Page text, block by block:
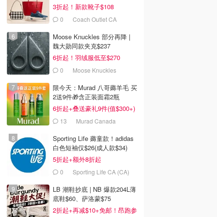
3折起！新款靴子$108
0 Coach Outlet CA
Moose Knuckles 部分再降 |
魏大勋同款夹克$237
6折起！羽绒服低至$270
0 Moose Knuckles
限今天：Murad 八哥薅羊毛 买
2送9件🎁含正装面霜2瓶
6折起+叠送豪礼9件(值$300+)
13 Murad Canada
Sporting Life 薅童款！adidas
白色短袖仅$26(成人款$34)
5折起+额外8折起
0 Sporting Life CA (CA)
LB 潮鞋抄底 | NB 爆款204L薄
底鞋$60、萨洛蒙$75
2折起+再减$10+免邮！昂跑参